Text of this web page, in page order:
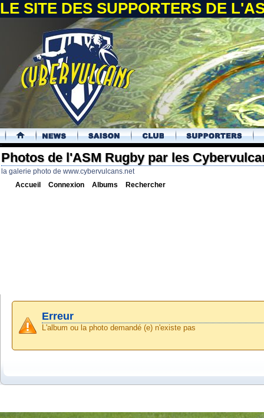
LE SITE DES SUPPORTERS DE
.
Photos de l'ASM Rugby par les
la galerie photo de www.cybervulcans.net
Accueil Connexion Albums Rechercher
Erreur
L'album ou la photo demandé (e) n'existe pas